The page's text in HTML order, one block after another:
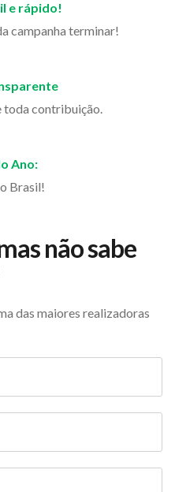
e rápido!
campanha terminar!
toda contribuição.
Ano:
Brasil!
não sabe
das maiores realizadoras